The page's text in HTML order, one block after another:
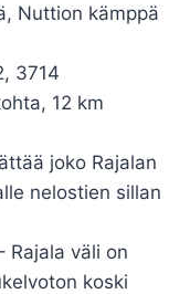
Nuttion kämppä
3714
12 km
joko Rajalan
nelostien sillan
Rajala väli on
koski